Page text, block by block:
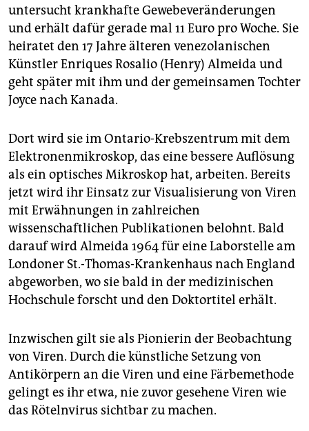
untersucht krankhafte Gewebeveränderungen
und erhält dafür gerade mal 11 Euro pro Woche. Sie
heiratet den 17 Jahre älteren venezolanischen
Künstler Enriques Rosalio (Henry) Almeida und
geht später mit ihm und der gemeinsamen Tochter
Joyce nach Kanada.
Dort wird sie im Ontario-Krebs­zentrum mit dem
Elektronenmikroskop, das eine bessere Auflösung
als ein optisches Mikroskop hat, arbeiten. Bereits
jetzt wird ihr Einsatz zur Visualisierung von Viren
mit Erwähnungen in zahlreichen
wissenschaftlichen Publikationen belohnt. Bald
darauf wird Almeida 1964 für eine Laborstelle am
Londoner St.-Thomas-Krankenhaus nach England
abgeworben, wo sie bald in der medizinischen
Hochschule forscht und den Doktortitel erhält.
Inzwischen gilt sie als Pionierin der Beobachtung
von Viren. Durch die künstliche Setzung von
Antikörpern an die Viren und eine Färbemethode
gelingt es ihr etwa, nie zuvor gesehene Viren wie
das Rötelnvirus sichtbar zu machen.